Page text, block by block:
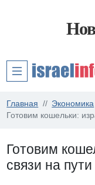
Главная
Экономика
Готовим кошельки:
Готовим
связи на